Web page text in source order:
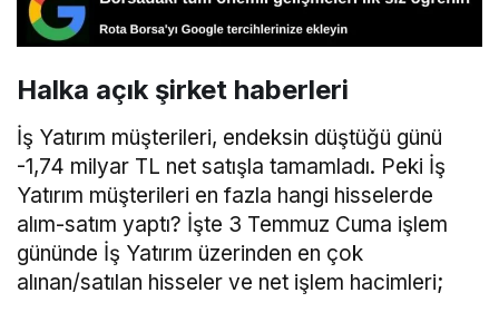
Halka açık şirket haberleri
İş Yatırım müşterileri, endeksin düştüğü günü
-1,74 milyar TL net satışla tamamladı. Peki İş
Yatırım müşterileri en fazla hangi hisselerde
alım-satım yaptı? İşte 3 Temmuz Cuma işlem
gününde İş Yatırım üzerinden en çok
alınan/satılan hisseler ve net işlem hacimleri;